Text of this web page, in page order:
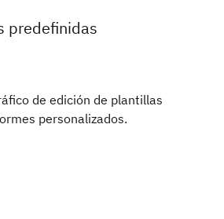
predefinidas
de edición de plantillas
personalizados.